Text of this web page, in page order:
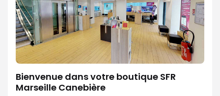
Bienvenue dans votre boutique SFR
Marseille Canebière